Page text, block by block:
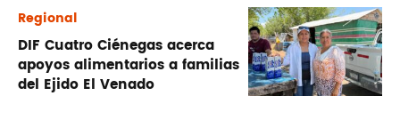
Regional
DIF Cuatro Ciénegas acerca
apoyos alimentarios a familias
del Ejido El Venado